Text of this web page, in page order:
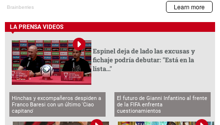
LA PRENSA VIDEOS
Espinel deja de lado las excusas y
fichaje podría debutar: "Está en la
lista..."
Hinchas y excompañeros despiden a
Franco Baresi con un último 'Ciao
capitano'
El futuro de Gianni Infantino al frente
de la FIFA enfrenta
cuestionamientos